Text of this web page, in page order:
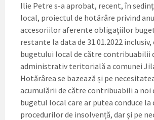
Ilie Petre s-a aprobat, recent, în
local, proiectul de hotărâre privind
accesoriilor aferente obligațiilor
restante la data de 31.01.2022
bugetului local de către contribuabilii
administrativ teritorială a comunei
Hotărârea se bazează și pe
acumulării de către contribuabili a noi
bugetul local care ar putea conduce la
procedurilor de insolvență, dar și pe